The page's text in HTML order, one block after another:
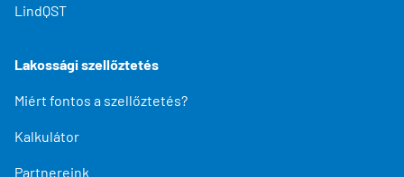
LindQST
Lakossági szellőztetés
Miért fontos a szellőztetés?
Kalkulátor
Partnereink